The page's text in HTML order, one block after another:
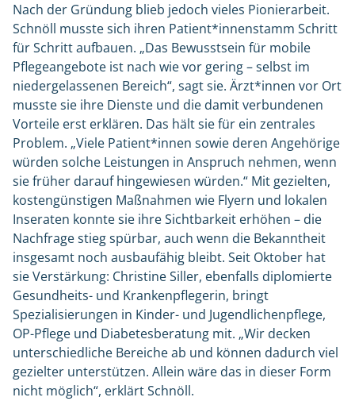
Nach der Gründung blieb jedoch vieles Pionierarbeit.
Schnöll musste sich ihren Patient*innenstamm Schritt
für Schritt aufbauen. „Das Bewusstsein für mobile
Pflegeangebote ist nach wie vor gering – selbst im
niedergelassenen Bereich“, sagt sie. Ärzt*innen vor Ort
musste sie ihre Dienste und die damit verbundenen
Vorteile erst erklären. Das hält sie für ein zentrales
Problem. „Viele Patient*innen sowie deren Angehörige
würden solche Leistungen in Anspruch nehmen, wenn
sie früher darauf hingewiesen würden.“ Mit gezielten,
kostengünstigen Maßnahmen wie Flyern und lokalen
Inseraten konnte sie ihre Sichtbarkeit erhöhen – die
Nachfrage stieg spürbar, auch wenn die Bekanntheit
insgesamt noch ausbaufähig bleibt. Seit Oktober hat
sie Verstärkung: Christine Siller, ebenfalls diplomierte
Gesundheits- und Krankenpflegerin, bringt
Spezialisierungen in Kinder- und Jugendlichenpflege,
OP-Pflege und Diabetesberatung mit. „Wir decken
unterschiedliche Bereiche ab und können dadurch viel
gezielter unterstützen. Allein wäre das in dieser Form
nicht möglich“, erklärt Schnöll.